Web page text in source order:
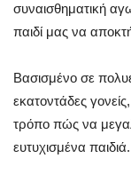
συναισθηματική
παιδί μας να
Βασισμένο σε
εκατοντάδες
τρόπο πώς να
ευτυχισμένα παιδιά.